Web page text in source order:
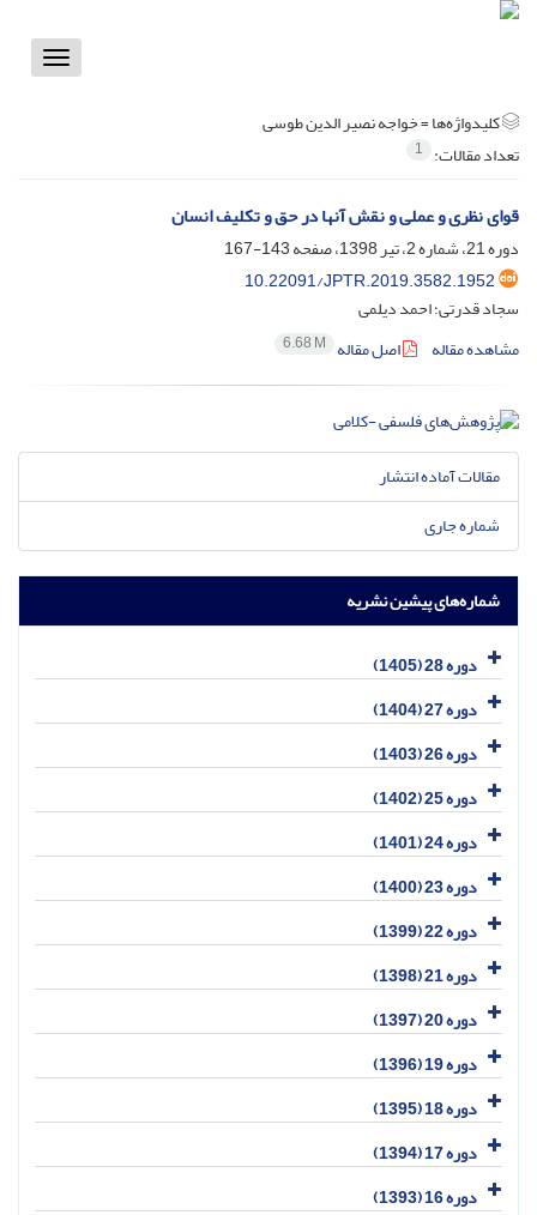
Toggle
کلیدواژه‌ها =خواجه نصیر الدین طوسی‌‌
تعداد مقالات: 1
قوای نظری و عملی و نقش آنها در حق و تکلیف انسان
دوره 21، شماره 2، تیر 1398، صفحه
143-167
10.22091/JPTR.2019.3582.1952
سجاد قدرتی؛ احمد دیلمی
مشاهده مقاله
اصل مقاله 6.68 M
مقالات آماده انتشار
شماره جاری
شماره‌های پیشین نشریه
دوره 28 (1405)
دوره 27 (1404)
دوره 26 (1403)
دوره 25 (1402)
دوره 24 (1401)
دوره 23 (1400)
دوره 22 (1399)
دوره 21 (1398)
دوره 20 (1397)
دوره 19 (1396)
دوره 18 (1395)
دوره 17 (1394)
دوره 16 (1393)